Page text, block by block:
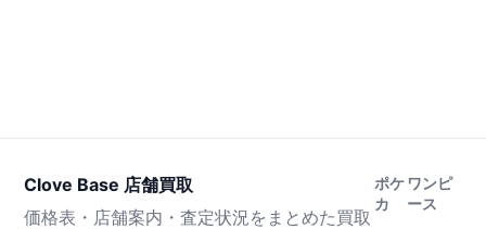
Clove Base 店舗買取
価格表・店舗案内・査定状況をまとめた買取
ポケ
カ
ワンピ
ース